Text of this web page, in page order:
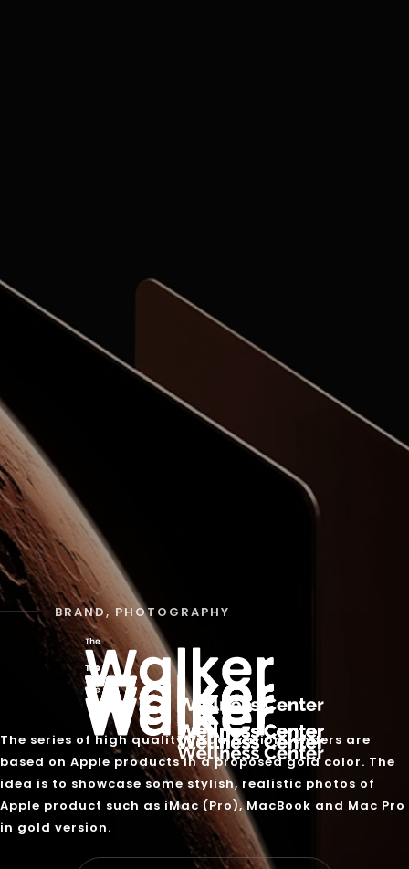
BRAND, PHOTOGRAPHY
The series of high quality visualization renders are
based on Apple products in a proposed gold color. The
idea is to showcase some stylish, realistic photos of
Apple product such as iMac (Pro), MacBook and Mac Pro
in gold version.